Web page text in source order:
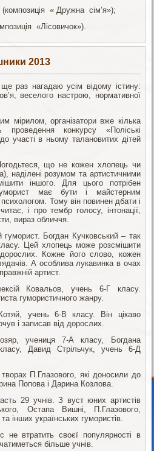
« Дружна сім’я»);
«Лісовичок»).
2013
раз нагадаю усім відому істину:
веселого настрою, нормативної
мірилом, організатори вже кілька
проведення конкурсу «Поліські
участі в ньому талановитих дітей
що не кожен хлопець чи
наділені розумом та артистичними
іншого. Для цього потрібен
має бути і майстерним
Тому він повинен дбати і
і про тембр голосу, інтонації,
вираз обличчя.
Богдан Кучковський – так
Цей хлопець може розсмішити
Кожне його слово, кожен
А особлива лукавинка в очах
артист.
Ковальов, учень 6-Г класу.
гумористичного жанру.
учень 6-В класу. Він цікаво
і записав від дорослих.
учениця 7-А класу, Богдана
Давид Стрільчук, учень 6-Д
П.Глазового, які доносили до
Попова і Дарина Козлова.
29 учнів. З вуст юних артистів
Остапа Вишні, П.Глазового,
інших українських гумористів.
не втратить своєї популярності в
більше учнів.